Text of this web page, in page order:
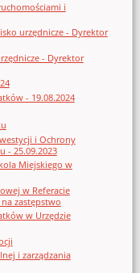
i
urzędnicze - Dyrektor
- Dyrektor
- 19.08.2024
i Ochrony
- 25.09.2023
Miejskiego w
w Referacie
zastępstwo
w Urzędzie
i zarządzania